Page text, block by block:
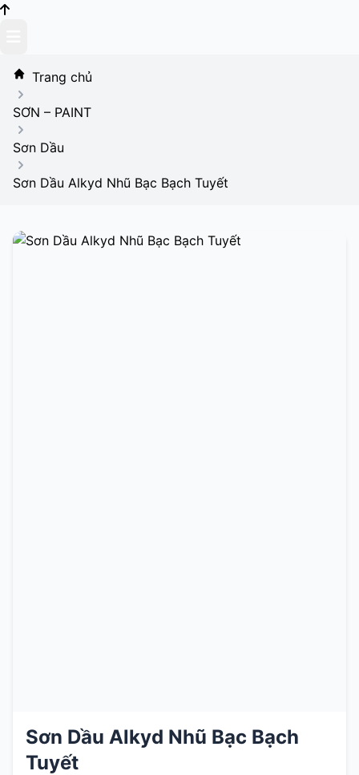
content
Trang chủ
SƠN – PAINT
Sơn Dầu
Sơn Dầu Alkyd Nhũ Bạc Bạch Tuyết
Sơn Dầu Alkyd Nhũ Bạc Bạch
Tuyết